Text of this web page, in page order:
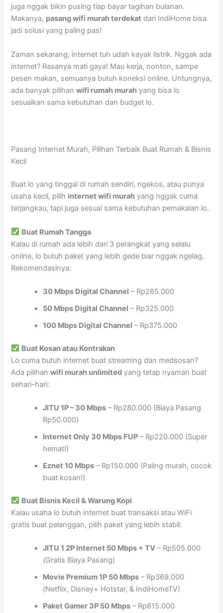
juga nggak bikin pusing tiap bayar tagihan bulanan.
Makanya, pasang wifi murah terdekat dari IndiHome bisa
jadi solusi yang paling pas!
Zaman sekarang, internet tuh udah kayak listrik. Nggak ada
internet? Rasanya mati gaya! Mau kerja, nonton, sampe
pesen makan, semuanya butuh koneksi online. Untungnya,
ada banyak pilihanwifi rumah murah yang bisa lo
sesuaikan sama kebutuhan dan budget lo.
Pasang Internet Murah, Pilihan Terbaik Buat Rumah & Bisnis
Kecil
Buat lo yang tinggal di rumah sendiri, ngekos, atau punya
usaha kecil, pilih internet wifi murah yang nggak cuma
terjangkau, tapi juga sesuai sama kebutuhan pemakaian lo.
Buat Rumah Tangga
Kalau di rumah ada lebih dari 3 perangkat yang selalu
online, lo butuh paket yang lebih gede biar nggak ngelag.
Rekomendasinya:
30 Mbps Digital Channel – Rp265.000
50 Mbps Digital Channel – Rp325.000
100 Mbps Digital Channel – Rp375.000
Buat Kosan atau Kontrakan
Lo cuma butuh internet buat streaming dan medsosan?
Ada pilihanwifi murah unlimited yang tetap nyaman buat
sehari-hari:
JITU 1P – 30 Mbps – Rp280.000 (Biaya Pasang
Rp50.000)
Internet Only 30 Mbps FUP – Rp220.000 (Super
hemat!)
Eznet 10 Mbps – Rp150.000 (Paling murah, cocok
buat kosan!)
Buat Bisnis Kecil & Warung Kopi
Kalau usaha lo butuh internet buat transaksi atau WiFi
gratis buat pelanggan, pilih paket yang lebih stabil:
JITU 1 2P Internet 50 Mbps + TV – Rp505.000
(Gratis Biaya Pasang)
Movie Premium 1P 50 Mbps – Rp369.000
(Netflix, Disney+ Hotstar, & IndiHomeTV)
Paket Gamer 3P 50 Mbps – Rp615.000